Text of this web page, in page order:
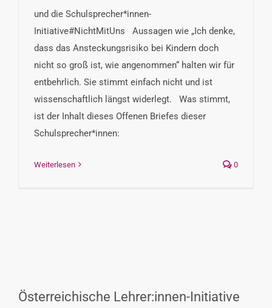
und die Schulsprecher*innen-
Initiative#NichtMitUns Aussagen wie „Ich denke,
dass das Ansteckungsrisiko bei Kindern doch
nicht so groß ist, wie angenommen“ halten wir für
entbehrlich. Sie stimmt einfach nicht und ist
wissenschaftlich längst widerlegt. Was stimmt,
ist der Inhalt dieses Offenen Briefes dieser
Schulsprecher*innen:
Weiterlesen 0
Österreichische Lehrer:innen-Initiative